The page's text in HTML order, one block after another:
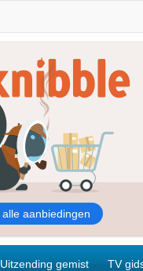
Uitzending gemist TV